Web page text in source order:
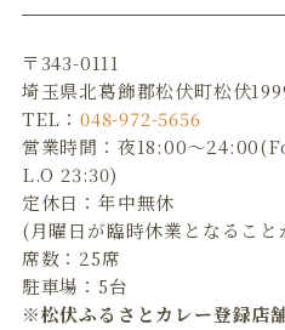
〒343-0111
埼玉県北葛飾郡松伏町松伏
TEL：048-972-5656
営業時間：夜18:00～
L.O 23:30)
定休日：年中無休
(月曜日が臨時休業となること
席数：25席
駐車場：5台
※松伏ふるさとカレー登録店